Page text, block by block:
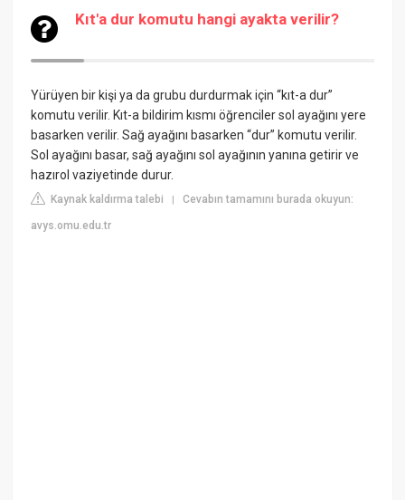
Kıt'a dur komutu hangi ayakta verilir?
Yürüyen bir kişi ya da grubu durdurmak için “kıt-a dur”
komutu verilir. Kıt-a bildirim kısmı öğrenciler sol ayağını yere
basarken verilir. Sağ ayağını basarken “dur” komutu verilir.
Sol ayağını basar, sağ ayağını sol ayağının yanına getirir ve
hazırol vaziyetinde durur.
Kaynak kaldırma talebi |Cevabın tamamını burada okuyun:
avys.omu.edu.tr